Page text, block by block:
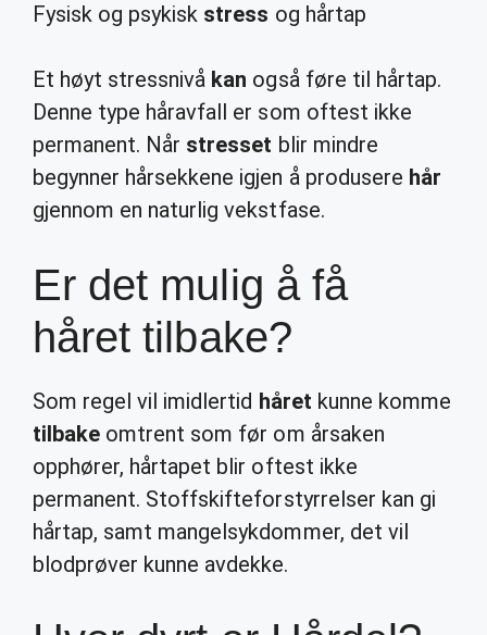
Fysisk og psykisk stress og hårtap
Et høyt stressnivå kan også føre til hårtap.
Denne type håravfall er som oftest ikke
permanent. Når stresset blir mindre
begynner hårsekkene igjen å produsere hår
gjennom en naturlig vekstfase.
Er det mulig å få
håret tilbake?
Som regel vil imidlertid håret kunne komme
tilbake omtrent som før om årsaken
opphører, hårtapet blir oftest ikke
permanent. Stoffskifteforstyrrelser kan gi
hårtap, samt mangelsykdommer, det vil
blodprøver kunne avdekke.